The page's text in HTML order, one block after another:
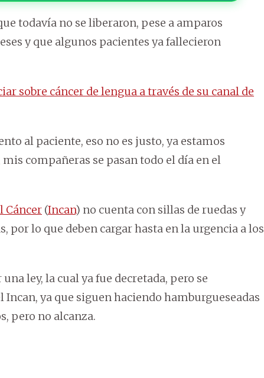
todavía no se liberaron, pese a amparos
y que algunos pacientes ya fallecieron
sobre cáncer de lengua a través de su canal de
al paciente, eso no es justo, ya estamos
compañeras se pasan todo el día en el
Cáncer (Incan) no cuenta con sillas de ruedas y
por lo que deben cargar hasta en la urgencia a los
ley, la cual ya fue decretada, pero se
ya que siguen haciendo hamburgueseadas
pero no alcanza.